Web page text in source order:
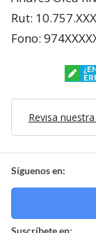
Rut:
Fono:
Revisa
Síguenos en:
Suscríbete en: